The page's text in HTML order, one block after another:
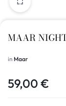
MAAR
in Maar
59,00 €